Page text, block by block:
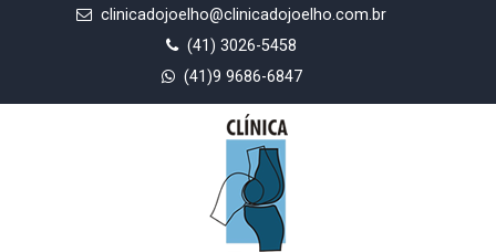
clinicadojoelho@clinicadojoelho.com.br
(41) 3026-5458
(41)9 9686-6847